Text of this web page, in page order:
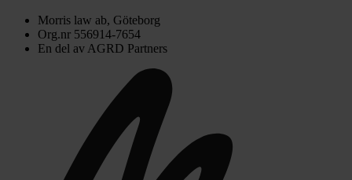
Morris law ab, Göteborg
Org.nr 556914-7654
En del av AGRD Partners